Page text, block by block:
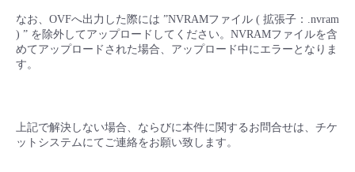
なお、OVFへ出力した際には ”NVRAMファイル ( 拡張子：.nvram
) ” を除外してアップロードしてください。NVRAMファイルを含
めてアップロードされた場合、アップロード中にエラーとなりま
す。
上記で解決しない場合、ならびに本件に関するお問合せは、チケ
ットシステムにてご連絡をお願い致します。